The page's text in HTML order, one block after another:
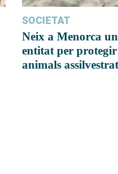
SOCIETAT
Neix a Menorca
entitat per protegir
animals